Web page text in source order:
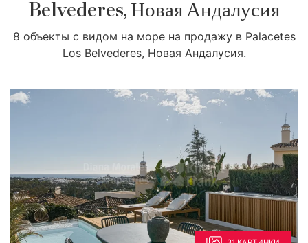
Belvederes, Новая Андалусия
8 объекты с видом на море на продажу в Palacetes
Los Belvederes, Новая Андалусия.